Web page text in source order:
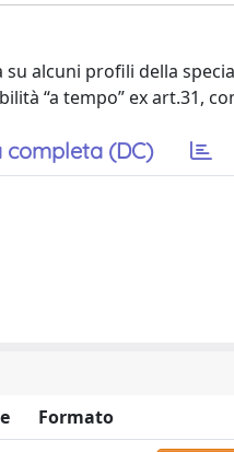
alcuni profili della
“a tempo” ex art.31,
completa (DC)
Formato